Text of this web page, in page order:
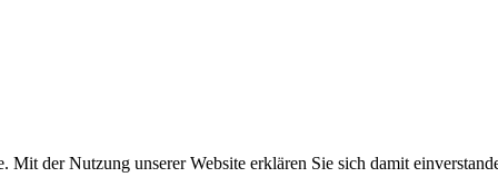
Mit der Nutzung unserer Website erklären Sie sich damit